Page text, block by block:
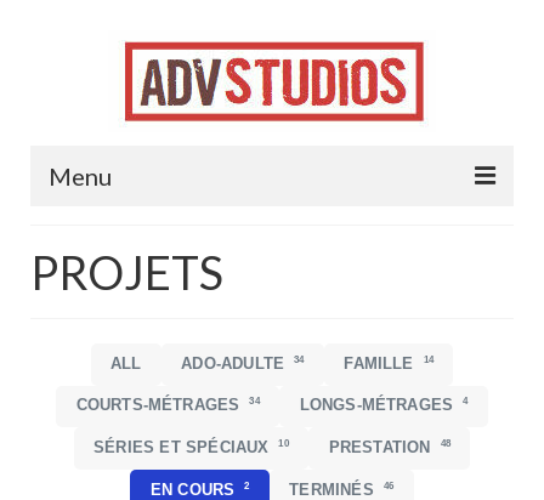
Menu
Projets
PROJETS
ALL ADO-ADULTE 34 FAMILLE 14
COURTS-MÉTRAGES 34 LONGS-MÉTRAGES 4
SÉRIES ET SPÉCIAUX 10 PRESTATION 48
EN COURS 2 TERMINÉS 46